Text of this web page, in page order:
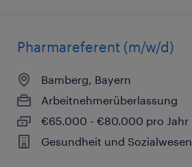
Pharmareferent (m/w/d)
Bamberg, Bayern
Arbeitnehmerüberlassung
€65.000 - €80.000 pro Jahr
Gesundheit und Sozialwesen